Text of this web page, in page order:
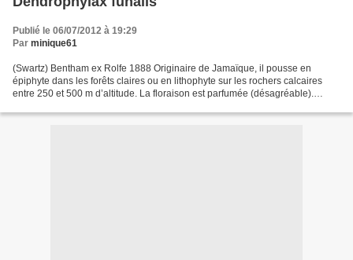
Publié le 06/07/2012 à 19:29
Par minique61
(Swartz) Bentham ex Rolfe 1888 Originaire de Jamaïque, il pousse en
épiphyte dans les forêts claires ou en lithophyte sur les rochers calcaires
entre 250 et 500 m d’altitude. La floraison est parfumée (désagréable).